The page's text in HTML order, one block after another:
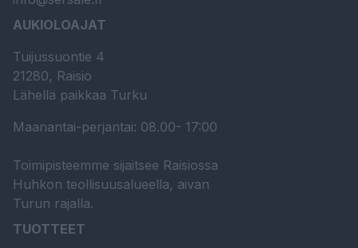
AUKIOLOAJAT
Tuijussuontie 4
21280, Raisio
Lähellä paikkaa Turku
Maanantai-perjantai: 08.00- 17:00
Toimipisteemme sijaitsee Raisiossa
Huhkon teollisuusalueella, aivan
Turun rajalla.
TUOTTEET